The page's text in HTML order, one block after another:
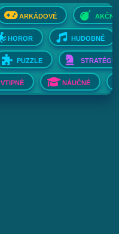
ARKÁDOVÉ AKČNÉ
HOROR HUDOBNÉ
PUZZLE STRATÉGIE
VTIPNÉ NÁUČNÉ